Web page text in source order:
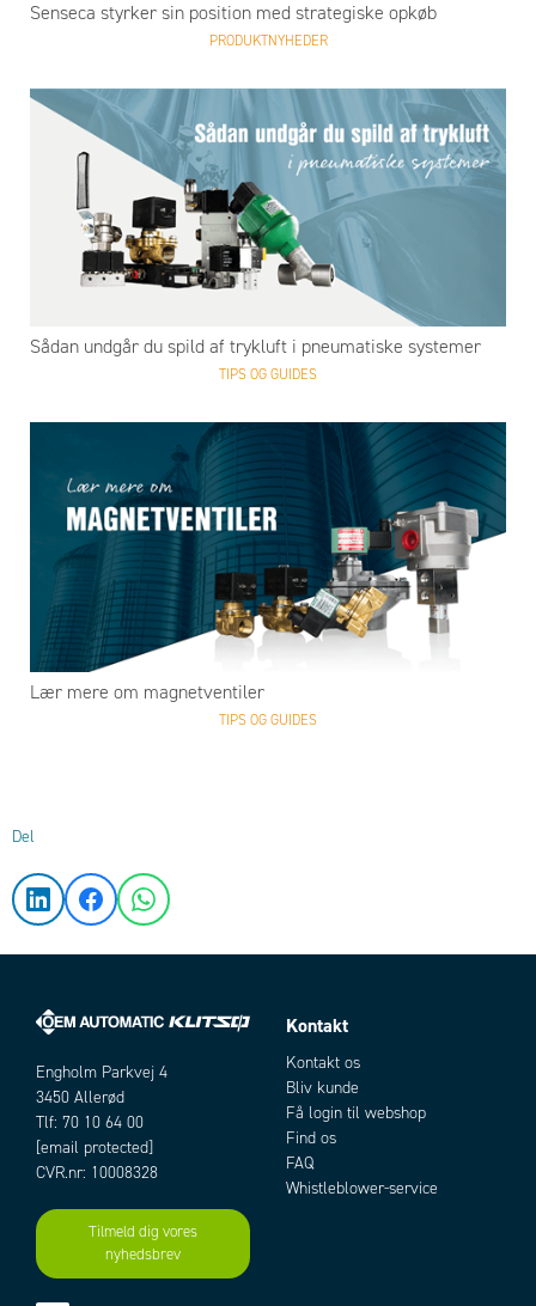
Senseca styrker sin position med strategiske opkøb
PRODUKTNYHEDER
Sådan undgår du spild af trykluft i pneumatiske systemer
TIPS OG GUIDES
Lær mere om magnetventiler
TIPS OG GUIDES
Del
Engholm Parkvej 4
3450 Allerød
Tlf: 70 10 64 00
[email protected]
CVR.nr: 10008328
Tilmeld dig vores
nyhedsbrev
Kontakt
Kontakt os
Bliv kunde
Få login til webshop
Find os
FAQ
Whistleblower-service